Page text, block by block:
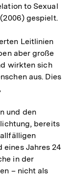
to Sexual
gespielt.
Leitlinien
aber große
wirkten sich
aus. Dies
und den
bereits
eines Jahres 24
in der
– nicht als